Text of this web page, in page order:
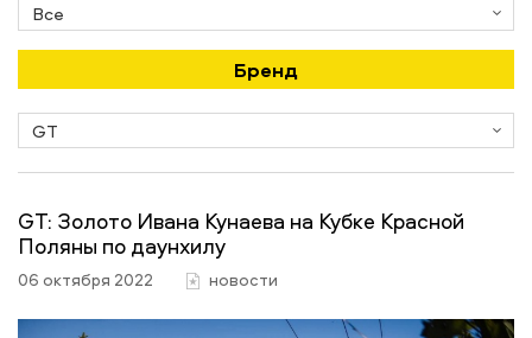
Бренд
GT: Золото Ивана Кунаева на Кубке Красной
Поляны по даунхилу
06 октября 2022 новости